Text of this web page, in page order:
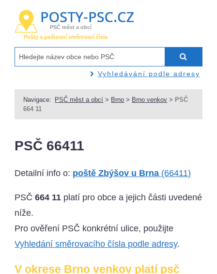
PSČ měst a obcí
Pošty a poštovní směrovací čísla
Vyhledávání podle adresy
Navigace: PSČ měst a obcí > Brno > Brno venkov > PSČ
664 11
PSČ 66411
Detailní info o: poště Zbýšov u Brna (66411)
PSČ664 11 platí pro obce a jejich části uvedené
níže.
Pro ověření PSČ konkrétní ulice, použijte
Vyhledání směrovacího čísla podle adresy.
V okrese Brno venkov platí psč